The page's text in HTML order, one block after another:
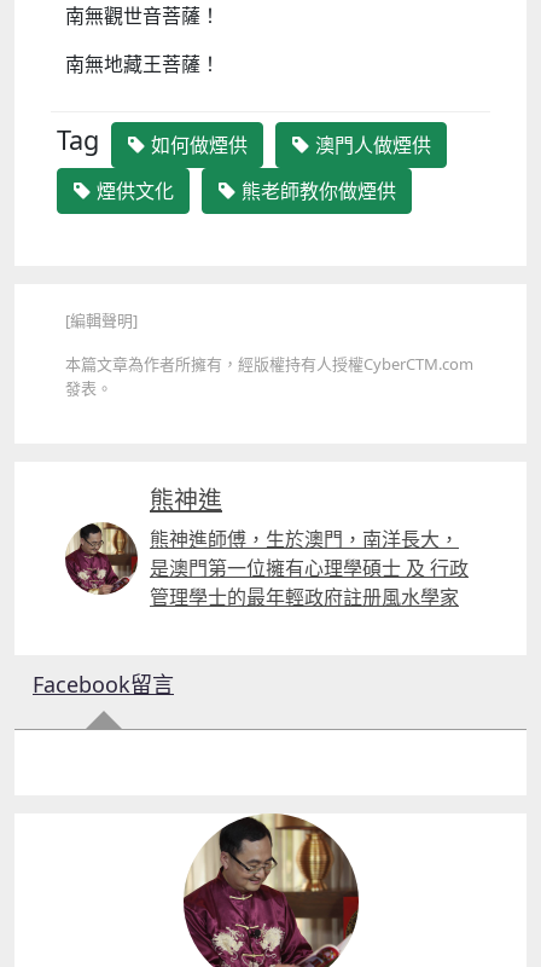
南無觀世音菩薩！​
南無地藏王菩薩！
Tag 如何做煙供
澳門人做煙供
煙供文化
熊老師教你做煙供
[編輯聲明]
本篇文章為作者所擁有，經版權持有人授權CyberCTM.com
發表。
熊神進
熊神進師傅，生於澳門，南洋長大，
是澳門第一位擁有心理學碩士 及 行政
管理學士的最年輕政府註册風水學家
Facebook留言